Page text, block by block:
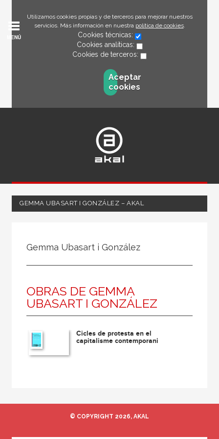
Utilizamos cookies propias y de terceros para mejorar nuestros
servicios. Más información en nuestra política de cookies.
Cookies técnicas:
Cookies analíticas:
Cookies de terceros:
Aceptar
cookies
MENÚ
GEMMA UBASART I GONZÁLEZ – AKAL
Coordinador
Editor
Escritor
Escritora
Traductor
Gemma Ubasart i González
OBRAS DE GEMMA
UBASART I GONZÁLEZ
Cicles de protesta en el
capitalisme contemporani
© COPYRIGHT 2026, AKAL